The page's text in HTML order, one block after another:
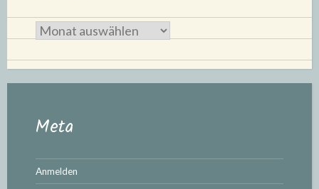
Archiv
Meta
Anmelden